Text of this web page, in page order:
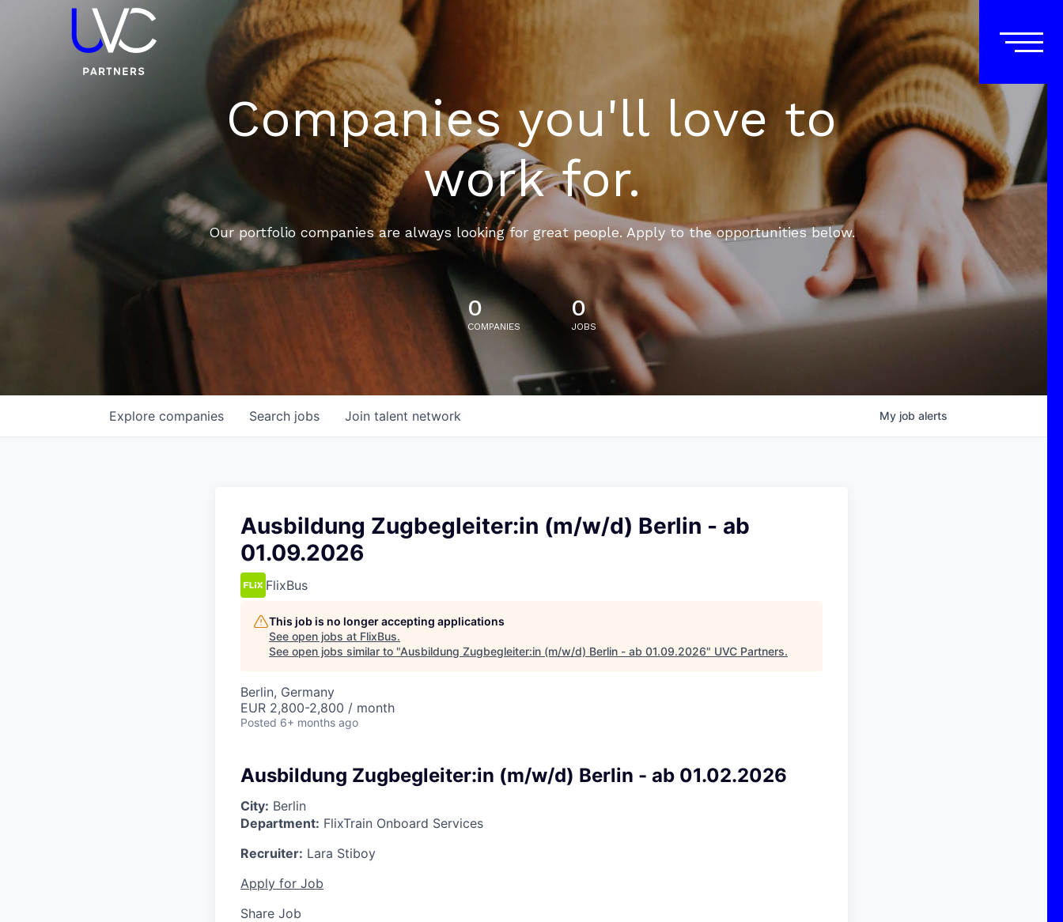
Companies you'll love to
work for.
Our portfolio companies are always looking for great people. Apply to the opportunities below.
0
COMPANIES
0
JOBS
Search jobs
Explore companies Join talent network My job alerts
Ausbildung Zugbegleiter:in (m/w/d) Berlin - ab
01.09.2026
FlixBus
This job is no longer accepting applications
See open jobs at FlixBus.
See open jobs similar to "Ausbildung Zugbegleiter:in (m/w/d) Berlin - ab 01.09.2026" UVC Partners.
Berlin, Germany
EUR 2,800-2,800 / month
Posted 6+ months ago
Ausbildung Zugbegleiter:in (m/w/d) Berlin - ab 01.02.2026
City: Berlin
Department: FlixTrain Onboard Services
Recruiter: Lara Stiboy
Apply for Job
Share Job